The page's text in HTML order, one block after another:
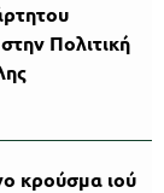
Πολιτική
κρούσμα ιού